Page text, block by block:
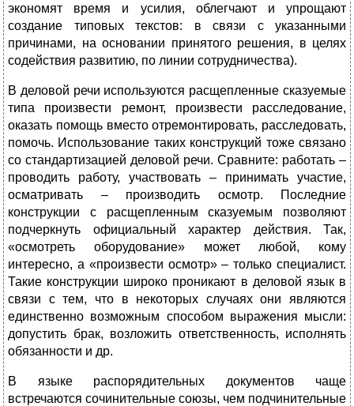
экономят время и усилия, облегчают и упрощают
создание типовых текстов: в связи с указанными
причинами, на основании принятого решения, в целях
содействия развитию, по линии сотрудничества).
В деловой речи используются расщепленные сказуемые
типа произвести ремонт, произвести расследование,
оказать помощь вместо отремонтировать, расследовать,
помочь. Использование таких конструкций тоже связано
со стандартизацией деловой речи. Сравните: работать –
проводить работу, участвовать – принимать участие,
осматривать – производить осмотр. Последние
конструкции с расщепленным сказуемым позволяют
подчеркнуть официальный характер действия. Так,
«осмотреть оборудование» может любой, кому
интересно, а «произвести осмотр» – только специалист.
Такие конструкции широко проникают в деловой язык в
связи с тем, что в некоторых случаях они являются
единственно возможным способом выражения мысли:
допустить брак, возложить ответственность, исполнять
обязанности и др.
В языке распорядительных документов чаще
встречаются сочинительные союзы, чем подчинительные